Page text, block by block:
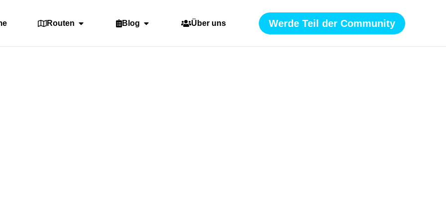
Routen Blog Über uns Werde Teil der Community